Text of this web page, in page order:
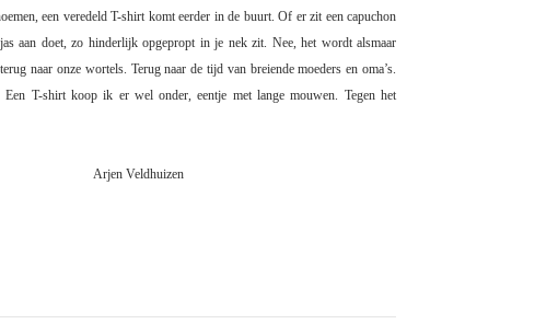
een veredeld T-shirt komt eerder in de buurt. Of er zit een capuchon
aan doet, zo hinderlijk opgepropt in je nek zit. Nee, het wordt alsmaar
naar onze wortels. Terug naar de tijd van breiende moeders en oma’s.
T-shirt koop ik er wel onder, eentje met lange mouwen. Tegen het
Arjen Veldhuizen